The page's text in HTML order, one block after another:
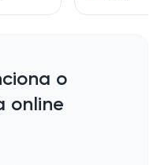
o
online